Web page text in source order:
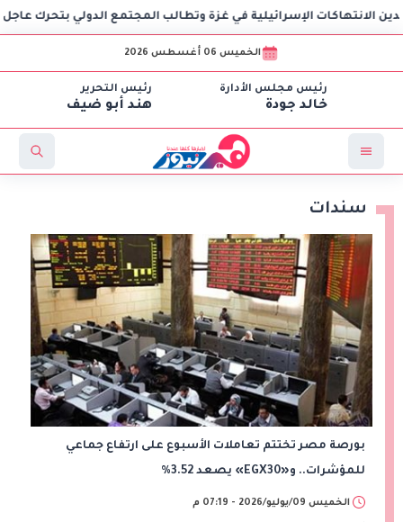
الخميس 06 أغسطس 2026
رئيس مجلس الأدارة
خالد جودة
رئيس التحرير
هند أبو ضيف
سندات
بورصة مصر تختتم تعاملات الأسبوع على ارتفاع جماعي
للمؤشرات.. و«EGX30» يصعد 3.52%
الخميس 09/يوليو/2026 - 07:19 م